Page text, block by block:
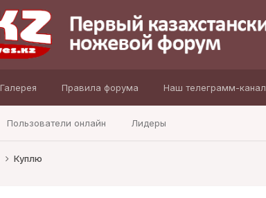
Пользователи онлайн Лидеры
Галерея Правила форума Наш телеграмм-канал
Куплю